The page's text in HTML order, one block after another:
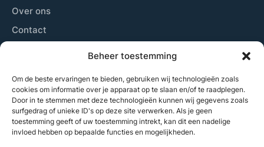
Beheer toestemming
Om de beste ervaringen te bieden, gebruiken wij technologieën zoals
cookies om informatie over je apparaat op te slaan en/of te raadplegen.
Door in te stemmen met deze technologieën kunnen wij gegevens zoals
surfgedrag of unieke ID's op deze site verwerken. Als je geen
toestemming geeft of uw toestemming intrekt, kan dit een nadelige
invloed hebben op bepaalde functies en mogelijkheden.
Over ons
Contact
Laatste nieuws
Wij plaatsen zowel nieuwsberichten, beschrijven de
beste locaties om padel te spelen, geven tips aan